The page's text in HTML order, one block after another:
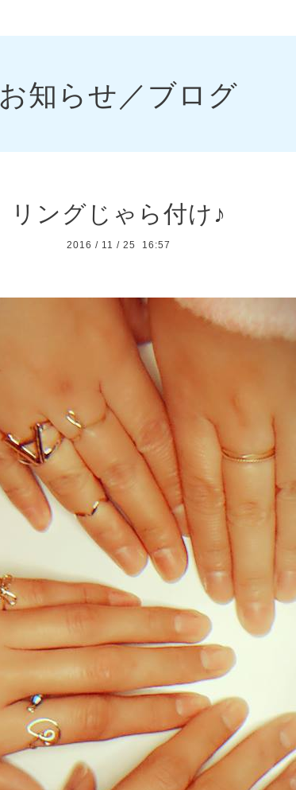
お知らせ／ブログ
リングじゃら付け♪
2016 / 11 / 25 16:57